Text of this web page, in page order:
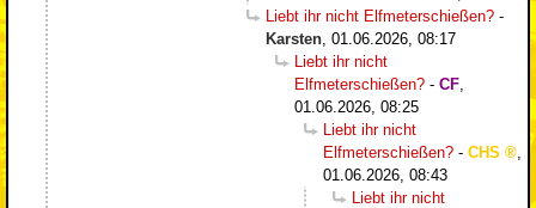
Liebt ihr nicht Elfmeterschießen? -
Karsten 01.06.2026, 08:17
Liebt ihr nicht
Elfmeterschießen? - CF
01.06.2026, 08:25
Liebt ihr nicht
Elfmeterschießen? - CHS
01.06.2026, 08:43
Liebt ihr nicht